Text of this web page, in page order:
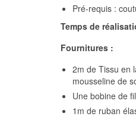
Pré-requis :
Temps de
Fournitures :
2m de Tissu en
mousseline de
Une bobine de
1m de ruban